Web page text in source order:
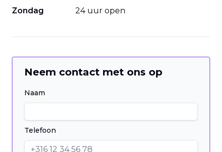
Zondag
24 uur open
Neem contact met ons op
Naam
Telefoon